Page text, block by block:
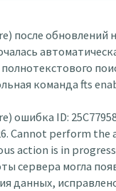
после обновлений
команда fts
ошибка ID:
Cannot perform the
action is in
сервера могла
данных,